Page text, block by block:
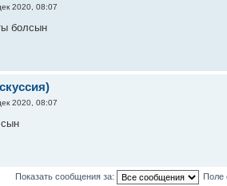
2020, 08:07
болсын
2020, 08:07
Показать сообщения за: Поле